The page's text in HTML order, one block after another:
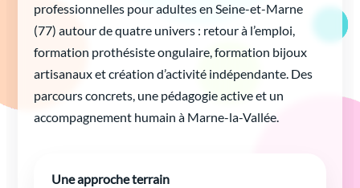
professionnelles pour adultes en Seine-et-Marne
(77) autour de quatre univers : retour à l’emploi,
formation prothésiste ongulaire, formation bijoux
artisanaux et création d’activité indépendante. Des
parcours concrets, une pédagogie active et un
accompagnement humain à Marne-la-Vallée.
Une approche terrain